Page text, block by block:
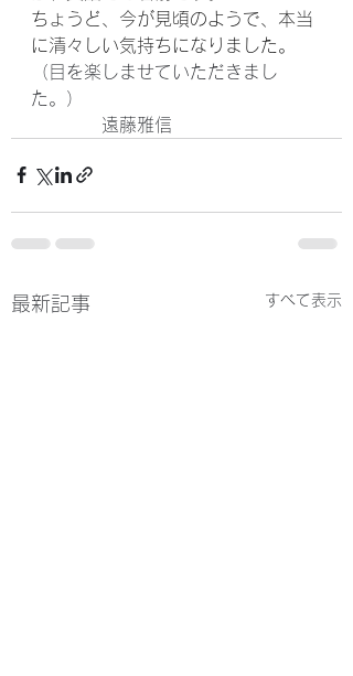
ちょうど、今が見頃のようで、本当
に清々しい気持ちになりました。
（目を楽しませていただきまし
た。）
遠藤雅信
最新記事 すべて表示